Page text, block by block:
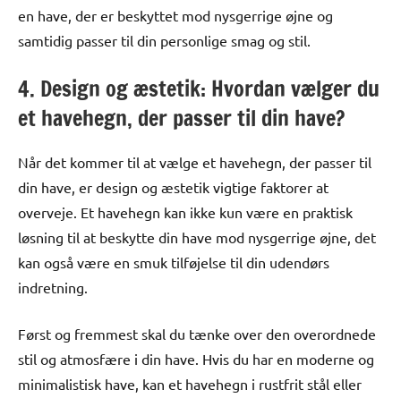
en have, der er beskyttet mod nysgerrige øjne og
samtidig passer til din personlige smag og stil.
4. Design og æstetik: Hvordan vælger du
et havehegn, der passer til din have?
Når det kommer til at vælge et havehegn, der passer til
din have, er design og æstetik vigtige faktorer at
overveje. Et havehegn kan ikke kun være en praktisk
løsning til at beskytte din have mod nysgerrige øjne, det
kan også være en smuk tilføjelse til din udendørs
indretning.
Først og fremmest skal du tænke over den overordnede
stil og atmosfære i din have. Hvis du har en moderne og
minimalistisk have, kan et havehegn i rustfrit stål eller